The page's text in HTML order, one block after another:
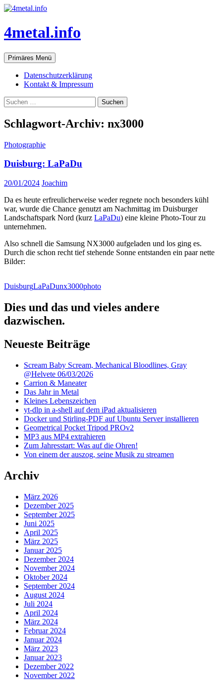
Zum
springen
4metal.info
Suchen
Primäres Menü
Datenschutzerklärung
Kontakt & Impressum
Suchen
nach:
Schlagwort-Archiv: nx3000
Photographie
Duisburg: LaPaDu
20/01/2024 Joachim
Da es heute erfreulicherweise weder regnete noch besonders kühl
war, wurde die Chance genutzt am Nachmittag im Duisburger
Landschaftspark Nord (kurz LaPaDu) eine kleine Photo-Tour zu
unternehmen.
Also schnell die Samsung NX3000 aufgeladen und los ging es.
Durch die schon recht tief stehende Sonne entstanden ein paar nette
Bilder:
DuisburgLaPaDunx3000photo
Dies und das und vieles andere
dazwischen.
Neueste Beiträge
Scream Baby Scream, Mechanical Bloodlines, Gray
@Helvete 06/03/2026
Carrion & Maneater
Das Jahr in Metal
Kleines Lebenszeichen
yt-dlp in a-shell auf dem iPad aktualisieren
Docker und Stirling-PDF auf Ubuntu Server installieren
Geometrical Pocket Tripod PROv2
MP3 aus MP4 extrahieren
Zum Jahresstart: Was auf die Ohren!
Von einem der auszog, seine Musik zu streamen
Archiv
März 2026
Dezember 2025
September 2025
Juni 2025
April 2025
März 2025
Januar 2025
Dezember 2024
November 2024
Oktober 2024
September 2024
August 2024
Juli 2024
April 2024
März 2024
Februar 2024
Januar 2024
März 2023
Januar 2023
Dezember 2022
November 2022